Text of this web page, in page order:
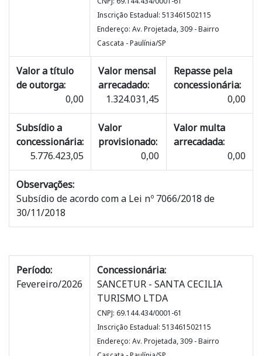
Inscrição Estadual: 513461502115
Endereço: Av. Projetada, 309 - Bairro
Cascata - Paulínia/SP
Valor a título
de outorga:
0,00
Valor mensal
arrecadado:
1.324.031,45
Repasse pela
concessionária:
0,00
Subsídio a
concessionária:
5.776.423,05
Valor
provisionado:
0,00
Valor multa
arrecadada:
0,00
Observações:
Subsídio de acordo com a Lei nº 7066/2018 de
30/11/2018
Período:
Fevereiro/2026
Concessionária:
SANCETUR - SANTA CECILIA
TURISMO LTDA
CNPJ: 69.144.434/0001-61
Inscrição Estadual: 513461502115
Endereço: Av. Projetada, 309 - Bairro